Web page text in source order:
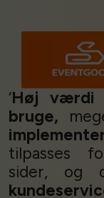
‘Høj værdi
bruge,
tilpasses
sider, og